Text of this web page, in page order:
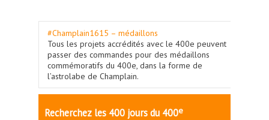
#Champlain1615 – médaillons
Tous les projets accrédités avec le 400e peuvent
passer des commandes pour des médaillons
commémoratifs du 400e, dans la forme de
l’astrolabe de Champlain.
Recherchez les 400 jours du 400e